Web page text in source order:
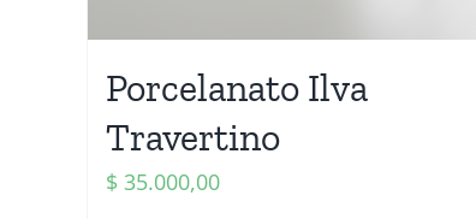
Porcelanato Ilva
Travertino
$ 35.000,00